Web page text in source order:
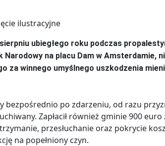
ubiegłego roku podczas
Narodowy na placu Dam w Amsterdamie,
za winnego umyślnego uszkodzenia
bezpośrednio po zdarzeniu, od razu
Zapłacił również gminie 900
przesłuchanie oraz pokrycie
na popełniony czyn.